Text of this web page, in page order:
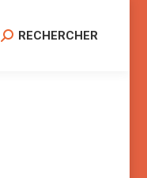
Search:
RECHERCHER